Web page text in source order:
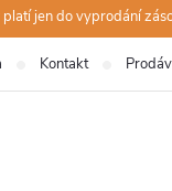
jen do vyprodání
Kontakt